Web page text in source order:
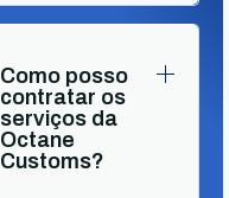
Como posso
contratar os
serviços da
Octane
Customs?